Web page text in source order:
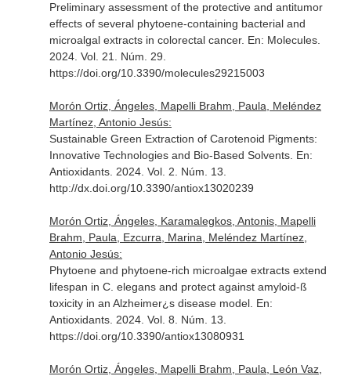
Preliminary assessment of the protective and antitumor
effects of several phytoene-containing bacterial and
microalgal extracts in colorectal cancer. En: Molecules.
2024. Vol. 21. Núm. 29.
https://doi.org/10.3390/molecules29215003
Morón Ortiz, Ángeles, Mapelli Brahm, Paula, Meléndez
Martínez, Antonio Jesús:
Sustainable Green Extraction of Carotenoid Pigments:
Innovative Technologies and Bio-Based Solvents. En:
Antioxidants. 2024. Vol. 2. Núm. 13.
http://dx.doi.org/10.3390/antiox13020239
Morón Ortiz, Ángeles, Karamalegkos, Antonis, Mapelli
Brahm, Paula, Ezcurra, Marina, Meléndez Martínez,
Antonio Jesús:
Phytoene and phytoene-rich microalgae extracts extend
lifespan in C. elegans and protect against amyloid-ß
toxicity in an Alzheimer¿s disease model. En:
Antioxidants. 2024. Vol. 8. Núm. 13.
https://doi.org/10.3390/antiox13080931
Morón Ortiz, Ángeles, Mapelli Brahm, Paula, León Vaz,